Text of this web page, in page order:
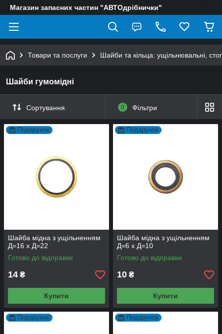
Магазин запасних частин "АВТОдрібнички"
Товари та послуги Шайби та кільца: ущільнювальні,
Шайби гумомідні
Сортування 0 Фільтри
Подарунок
Шайба мідна з ущільненням
Д=16 х Д=22
Готово до відправки
14 ₴
Купити
Подарунок
Шайба мідна з ущільненням
Д=6 х Д=10
Готово до відправки
10 ₴
Купити
Подарунок Подарунок